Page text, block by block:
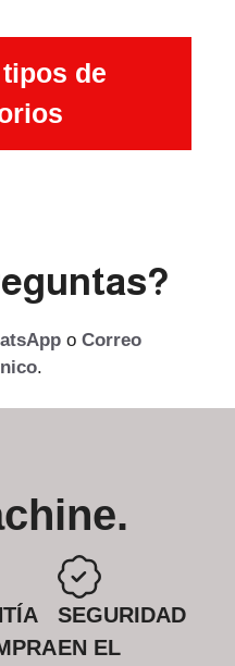
de
o Correo
.
SEGURIDAD
EN EL